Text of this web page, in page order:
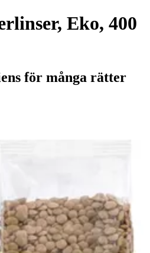
Eko, 400
för många rätter